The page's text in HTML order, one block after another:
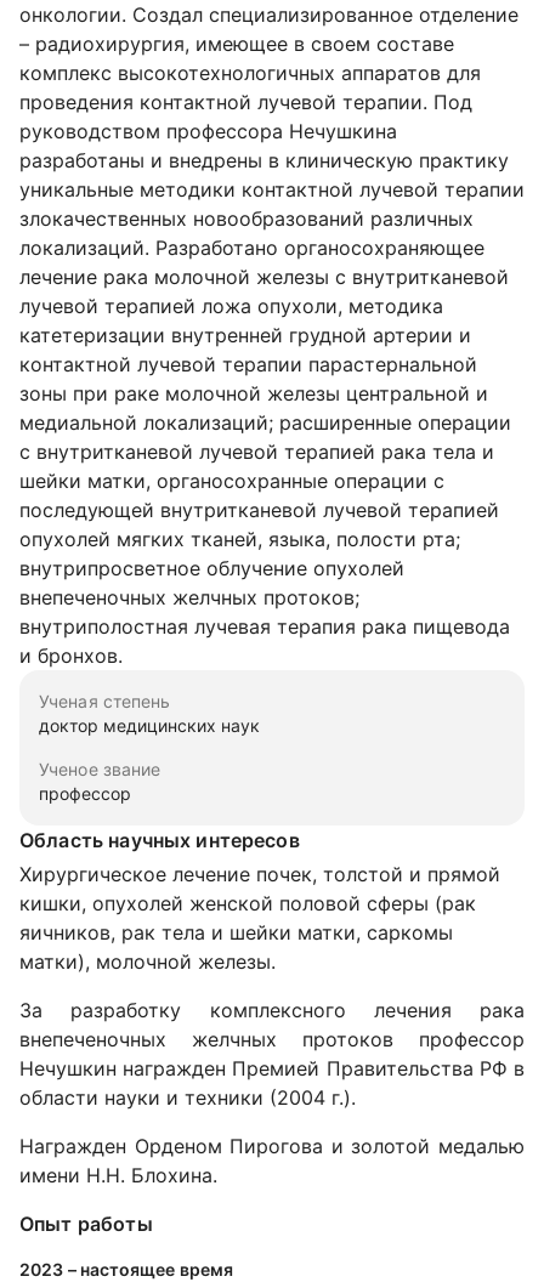
онкологии. Создал специализированное отделение
– радиохирургия, имеющее в своем составе
комплекс высокотехнологичных аппаратов для
проведения контактной лучевой терапии. Под
руководством профессора Нечушкина
разработаны и внедрены в клиническую практику
уникальные методики контактной лучевой терапии
злокачественных новообразований различных
локализаций. Разработано органосохраняющее
лечение рака молочной железы с внутритканевой
лучевой терапией ложа опухоли, методика
катетеризации внутренней грудной артерии и
контактной лучевой терапии парастернальной
зоны при раке молочной железы центральной и
медиальной локализаций; расширенные операции
с внутритканевой лучевой терапией рака тела и
шейки матки, органосохранные операции с
последующей внутритканевой лучевой терапией
опухолей мягких тканей, языка, полости рта;
внутрипросветное облучение опухолей
внепеченочных желчных протоков;
внутриполостная лучевая терапия рака пищевода
и бронхов.
Ученая степень
доктор медицинских наук
Ученое звание
профессор
Область научных интересов
Хирургическое лечение почек, толстой и прямой
кишки, опухолей женской половой сферы (рак
яичников, рак тела и шейки матки, саркомы
матки), молочной железы.
За разработку комплексного лечения рака
внепеченочных желчных протоков профессор
Нечушкин награжден Премией Правительства РФ в
области науки и техники (2004 г.).
Награжден Орденом Пирогова и золотой медалью
имени Н.Н. Блохина.
Опыт работы
2023 – настоящее время